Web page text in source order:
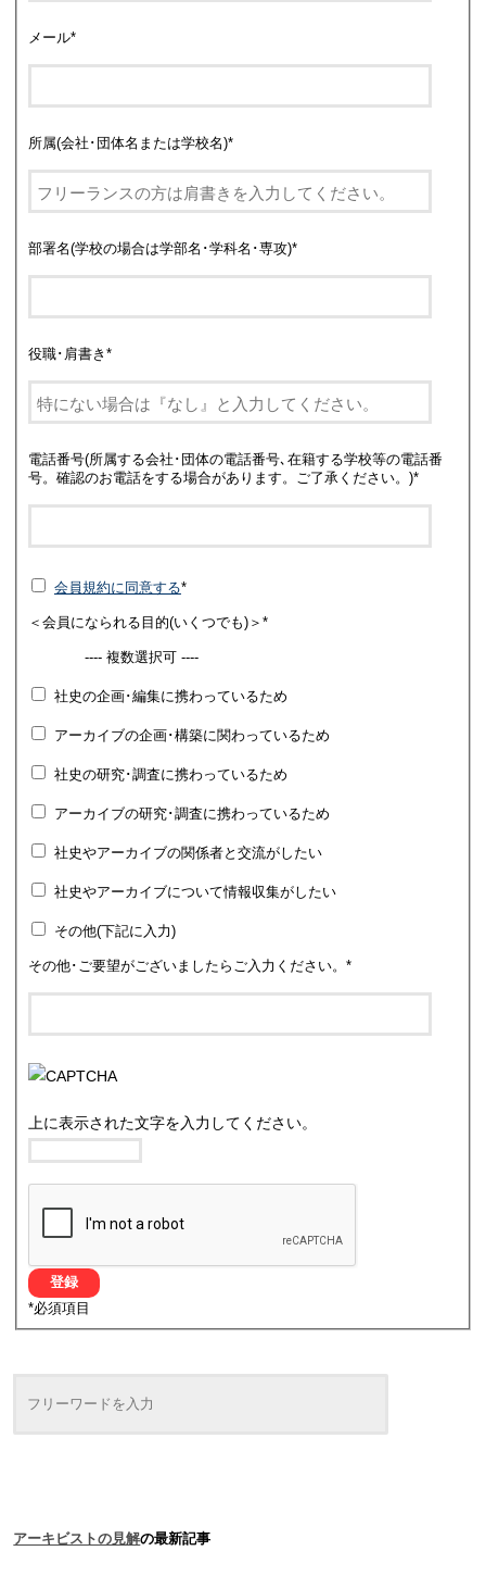
メール*
所属(会社･団体名または学校名)*
部署名(学校の場合は学部名･学科名･専攻)*
役職･肩書き *
電話番号(所属する会社･団体の電話番号､在籍する学校等の電話番
号。確認のお電話をする場合があります。ご了承ください。)*
会員規約に同意する*
＜会員になられる目的(いくつでも)＞ *
---- 複数選択可 ----
社史の企画･編集に携わっているため
アーカイブの企画･構築に関わっているため
社史の研究･調査に携わっているため
アーカイブの研究･調査に携わっているため
社史やアーカイブの関係者と交流がしたい
社史やアーカイブについて情報収集がしたい
その他(下記に入力)
その他･ご要望がございましたらご入力ください。 *
上に表示された文字を入力してください。
*必須項目
アーキビストの見解の最新記事